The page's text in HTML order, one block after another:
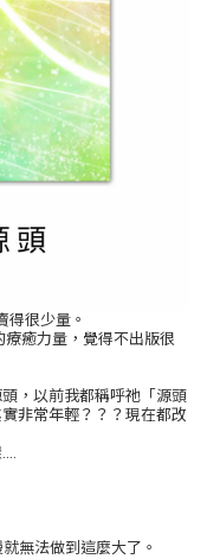
很少量。
癒力量，覺得不出版很
，以前我都稱呼祂「源頭
非常年輕？？？現在都改
無法做到這麼大了。